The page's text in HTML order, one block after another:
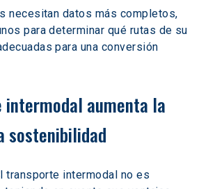
necesitan datos más completos,
para determinar qué rutas de su
para una conversión
aumenta la
sostenibilidad
transporte intermodal no es